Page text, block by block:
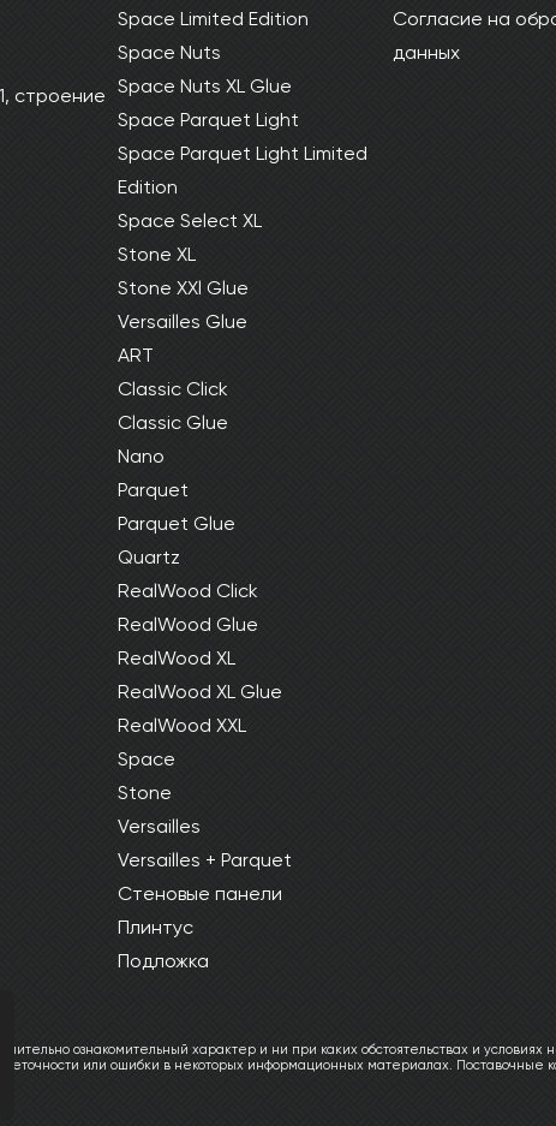
строение
Space Limited Edition
Space Nuts
Space Nuts XL Glue
Space Parquet Light
Space Parquet Light Limited
Edition
Space Select XL
Stone XL
Stone XXl Glue
Versailles Glue
ART
Classic Click
Classic Glue
Nano
Parquet
Parquet Glue
Quartz
RealWood Click
RealWood Glue
RealWood XL
RealWood XL Glue
RealWood XXL
Space
Stone
Versailles
Versailles + Parquet
Стеновые панели
Плинтус
Подложка
Согласие на
данных
ознакомительный характер и ни при каких обстоятельствах и
неточности или ошибки в некоторых информационных материалах. Поставочные